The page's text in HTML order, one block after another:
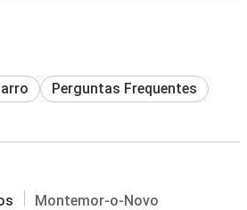
Perguntas Frequentes
Montemor-o-Novo